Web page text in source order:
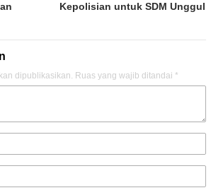
Kepolisian untuk SDM Unggul
dipublikasikan. Ruas yang wajib ditandai *